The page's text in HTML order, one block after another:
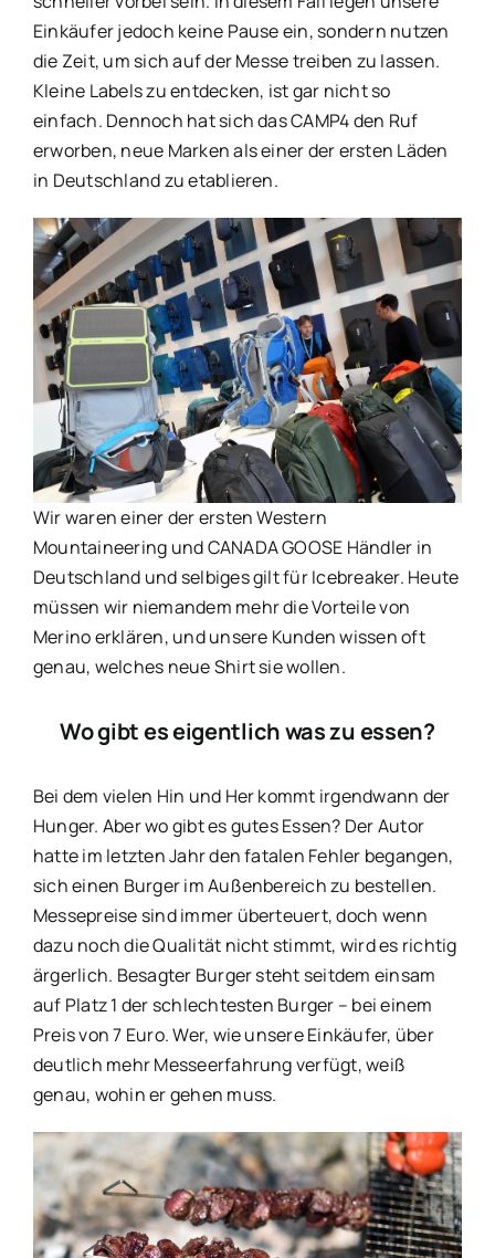
Einkäufer jedoch keine Pause ein, sondern nutzen
die Zeit, um sich auf der Messe treiben zu lassen.
Kleine Labels zu entdecken, ist gar nicht so
einfach. Dennoch hat sich das CAMP4 den Ruf
erworben, neue Marken als einer der ersten Läden
in Deutschland zu etablieren.
Wir waren einer der ersten Western
Mountaineering und CANADA GOOSE Händler in
Deutschland und selbiges gilt für Icebreaker. Heute
müssen wir niemandem mehr die Vorteile von
Merino erklären, und unsere Kunden wissen oft
genau, welches neue Shirt sie wollen.
Wo gibt es eigentlich was zu essen?
Bei dem vielen Hin und Her kommt irgendwann der
Hunger. Aber wo gibt es gutes Essen? Der Autor
hatte im letzten Jahr den fatalen Fehler begangen,
sich einen Burger im Außenbereich zu bestellen.
Messepreise sind immer überteuert, doch wenn
dazu noch die Qualität nicht stimmt, wird es richtig
ärgerlich. Besagter Burger steht seitdem einsam
auf Platz 1 der schlechtesten Burger – bei einem
Preis von 7 Euro. Wer, wie unsere Einkäufer, über
deutlich mehr Messeerfahrung verfügt, weiß
genau, wohin er gehen muss.